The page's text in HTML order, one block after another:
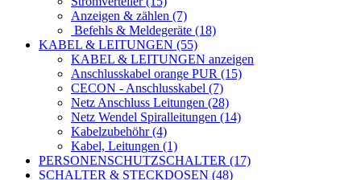
Fußschalter (5)
Stromverteiler (15)
Anzeigen & zählen (7)
Befehls & Meldegeräte (18)
KABEL & LEITUNGEN (55)
KABEL & LEITUNGEN anzeigen
Anschlusskabel orange PUR (15)
CECON - Anschlusskabel (7)
Netz Anschluss Leitungen (28)
Netz Wendel Spiralleitungen (14)
Kabelzubehöhr (4)
Kabel, Leitungen (1)